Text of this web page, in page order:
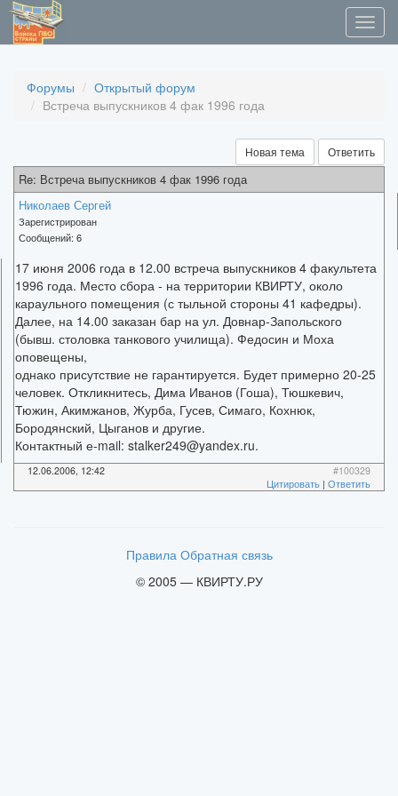
Форумы
Открытый форум
Встреча выпускников 4 фак 1996 года
Новая тема Ответить
Re: Встреча выпускников 4 фак 1996 года
Николаев Сергей
Зарегистрирован
Сообщений: 6
17 июня 2006 года в 12.00 встреча выпускников 4 факультета
1996 года. Место сбора - на территории КВИРТУ, около
караульного помещения (с тыльной стороны 41 кафедры).
Далее, на 14.00 заказан бар на ул. Довнар-Запольского
(бывш. столовка танкового училища). Федосин и Моха
оповещены,
однако присутствие не гарантируется. Будет примерно 20-25
человек. Откликнитесь, Дима Иванов (Гоша), Тюшкевич,
Тюжин, Акимжанов, Журба, Гусев, Симаго, Кохнюк,
Бородянский, Цыганов и другие.
Контактный е-mail: stalker249@yandex.ru.
12.06.2006, 12:42
#100329
Цитировать | Ответить
Правила Обратная связь
© 2005 — КВИРТУ.РУ